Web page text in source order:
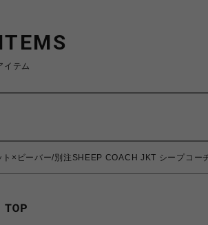
イテム
×ビーバー/別注SHEEP COACH JKT シープコー